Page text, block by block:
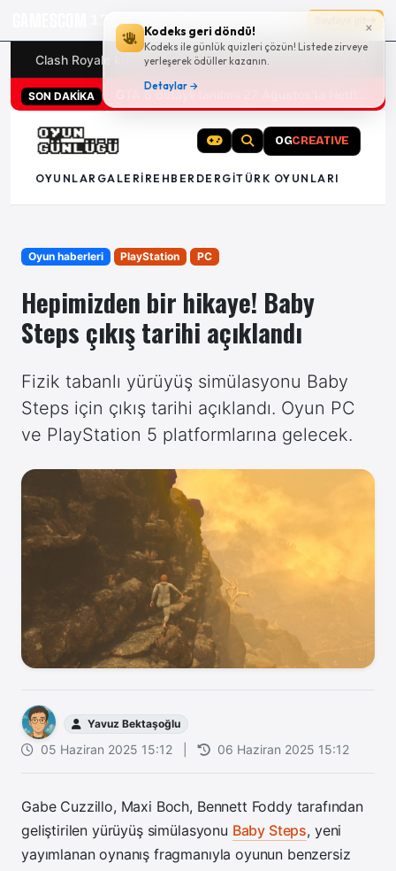
×
Kodeks geri döndü!
Kodeks ile günlük quizleri çözün! Listede zirveye
yerleşerek ödüller kazanın.
Detaylar →
17g 23:20:04
Clash Royale kodları Türk oyunları (PC ve konsollar) -
SON DAKİKA
OGCREATIVE
OYUNLAR GALERI REHBER DERGITÜRK OYUNLARI
Oyun haberleri PlayStation PC
Hepimizden bir hikaye! Baby
Steps çıkış tarihi açıklandı
Fizik tabanlı yürüyüş simülasyonu Baby
Steps için çıkış tarihi açıklandı. Oyun PC
ve PlayStation 5 platformlarına gelecek.
Yavuz Bektaşoğlu
05 Haziran 2025 15:12 06 Haziran 2025 15:12
Gabe Cuzzillo, Maxi Boch, Bennett Foddy tarafından
geliştirilen yürüyüş simülasyonu Baby Steps, yeni
yayımlanan oynanış fragmanıyla oyunun benzersiz